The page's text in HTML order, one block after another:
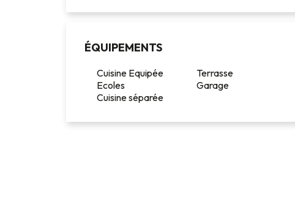
ÉQUIPEMENTS
Cuisine Equipée Terrasse
Ecoles
Garage
Cuisine séparée